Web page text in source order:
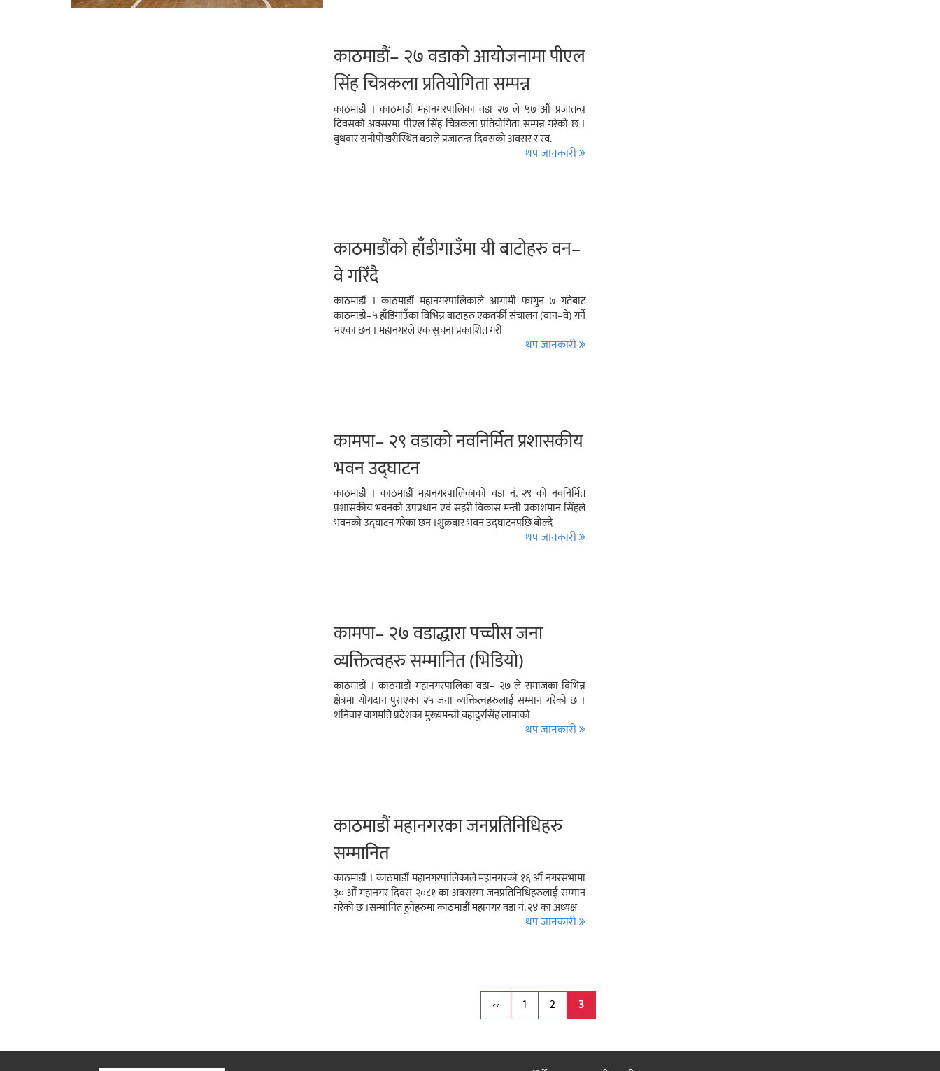
काठमाडौं– २७ वडाको आयोजनामा पीएल
सिंह चित्रकला प्रतियोगिता सम्पन्न
(भिडियो)
काठमाडौं । काठमाडौं महानगरपालिका वडा २७ ले ५७ औं प्रजातन्त्र
दिवसको अवसरमा पीएल सिंह चित्रकला प्रतियोगिता सम्पन्न गरेको छ ।
बुधवार रानीपोखरीस्थित वडाले प्रजातन्त्र दिवसको अवसर र स्व.
थप जानकारी
काठमाडौंको हाँडीगाउँमा यी बाटोहरु वन–
वे गरिँदै
काठमाडौं । काठमाडौं महानगरपालिकाले आगामी फागुन ७ गतेबाट
काठमाडौं–५ हाँडिगाउँका विभिन्न बाटाहरु एकतर्फी संचालन (वान–वे) गर्ने
भएका छन । महानगरले एक सुचना प्रकाशित गरी
थप जानकारी
कामपा– २९ वडाको नवनिर्मित प्रशासकीय
भवन उद्घाटन
काठमाडौं । काठमाडौँ महानगरपालिकाको वडा नं. २९ को नवनिर्मित
प्रशासकीय भवनको उपप्रधान एवं सहरी विकास मन्त्री प्रकाशमान सिंहले
भवनको उद्घाटन गरेका छन ।शुक्रबार भवन उद्घाटनपछि बोल्दै
थप जानकारी
कामपा– २७ वडाद्धारा पच्चीस जना
व्यक्तित्वहरु सम्मानित (भिडियो)
काठमाडौं । काठमाडौं महानगरपालिका वडा– २७ ले समाजका विभिन्न
क्षेत्रमा योगदान पुराएका २५ जना व्यक्तित्वहरुलाई सम्मान गरेको छ ।
शनिवार बागमति प्रदेशका मुख्यमन्त्री बहादुरसिंह लामाको
थप जानकारी
काठमाडौं महानगरका जनप्रतिनिधिहरु
सम्मानित
काठमाडौं । काठमाडौं महानगरपालिकाले महानगरको १६ औँ नगरसभामा
३० औँ महानगर दिवस २०८१ का अवसरमा जनप्रतिनिधिहरुलाई सम्मान
गरेको छ ।सम्मानित हुनेहरुमा काठमाडौं महानगर वडा नं. २४ का अध्यक्ष
थप जानकारी
‹‹ 1 2 3